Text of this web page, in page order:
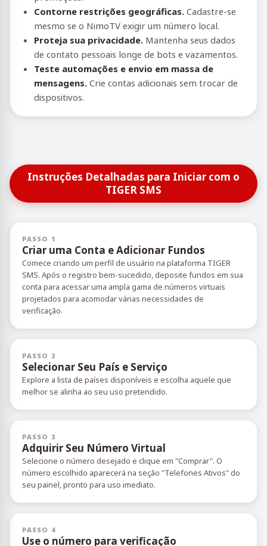
Contorne restrições geográficas. Cadastre-se
mesmo se o NimoTV exigir um número local.
Proteja sua privacidade. Mantenha seus dados
de contato pessoais longe de bots e vazamentos.
Teste automações e envio em massa de
mensagens. Crie contas adicionais sem trocar de
dispositivos.
Instruções Detalhadas para Iniciar com o
TIGER SMS
PASSO 1
Criar uma Conta e Adicionar Fundos
Comece criando um perfil de usuário na plataforma TIGER
SMS. Após o registro bem-sucedido, deposite fundos em sua
conta para acessar uma ampla gama de números virtuais
projetados para acomodar várias necessidades de
verificação.
PASSO 2
Selecionar Seu País e Serviço
Explore a lista de países disponíveis e escolha aquele que
melhor se alinha ao seu uso pretendido.
PASSO 3
Adquirir Seu Número Virtual
Selecione o número desejado e clique em "Comprar". O
número escolhido aparecerá na seção "Telefones Ativos" do
seu painel, pronto para uso imediato.
PASSO 4
Use o número para verificação